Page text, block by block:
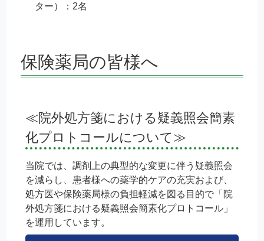
ター）：2名
保険薬局の皆様へ
≪院外処方箋における疑義照会簡素
化プロトコールについて≫
当院では、調剤上の典型的な変更に伴う疑義照会
を減らし、患者様への薬学的ケアの充実および、
処方医や保険薬局様の負担軽減を図る目的で「院
外処方箋における疑義照会簡素化プロトコール」
を運用しています。